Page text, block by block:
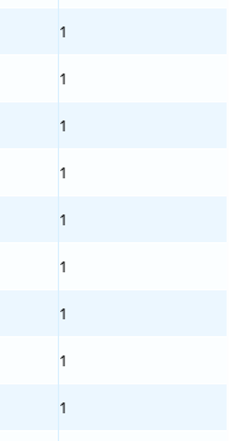
1
1
1
1
1
1
1
1
1